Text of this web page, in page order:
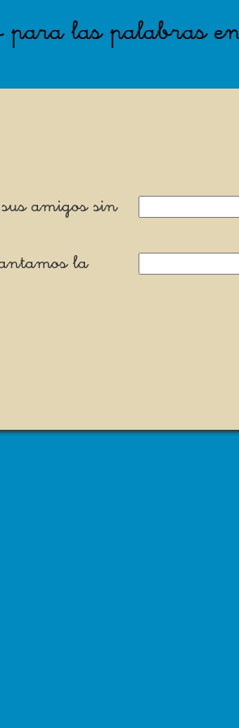
las palabras
amigos sin
la